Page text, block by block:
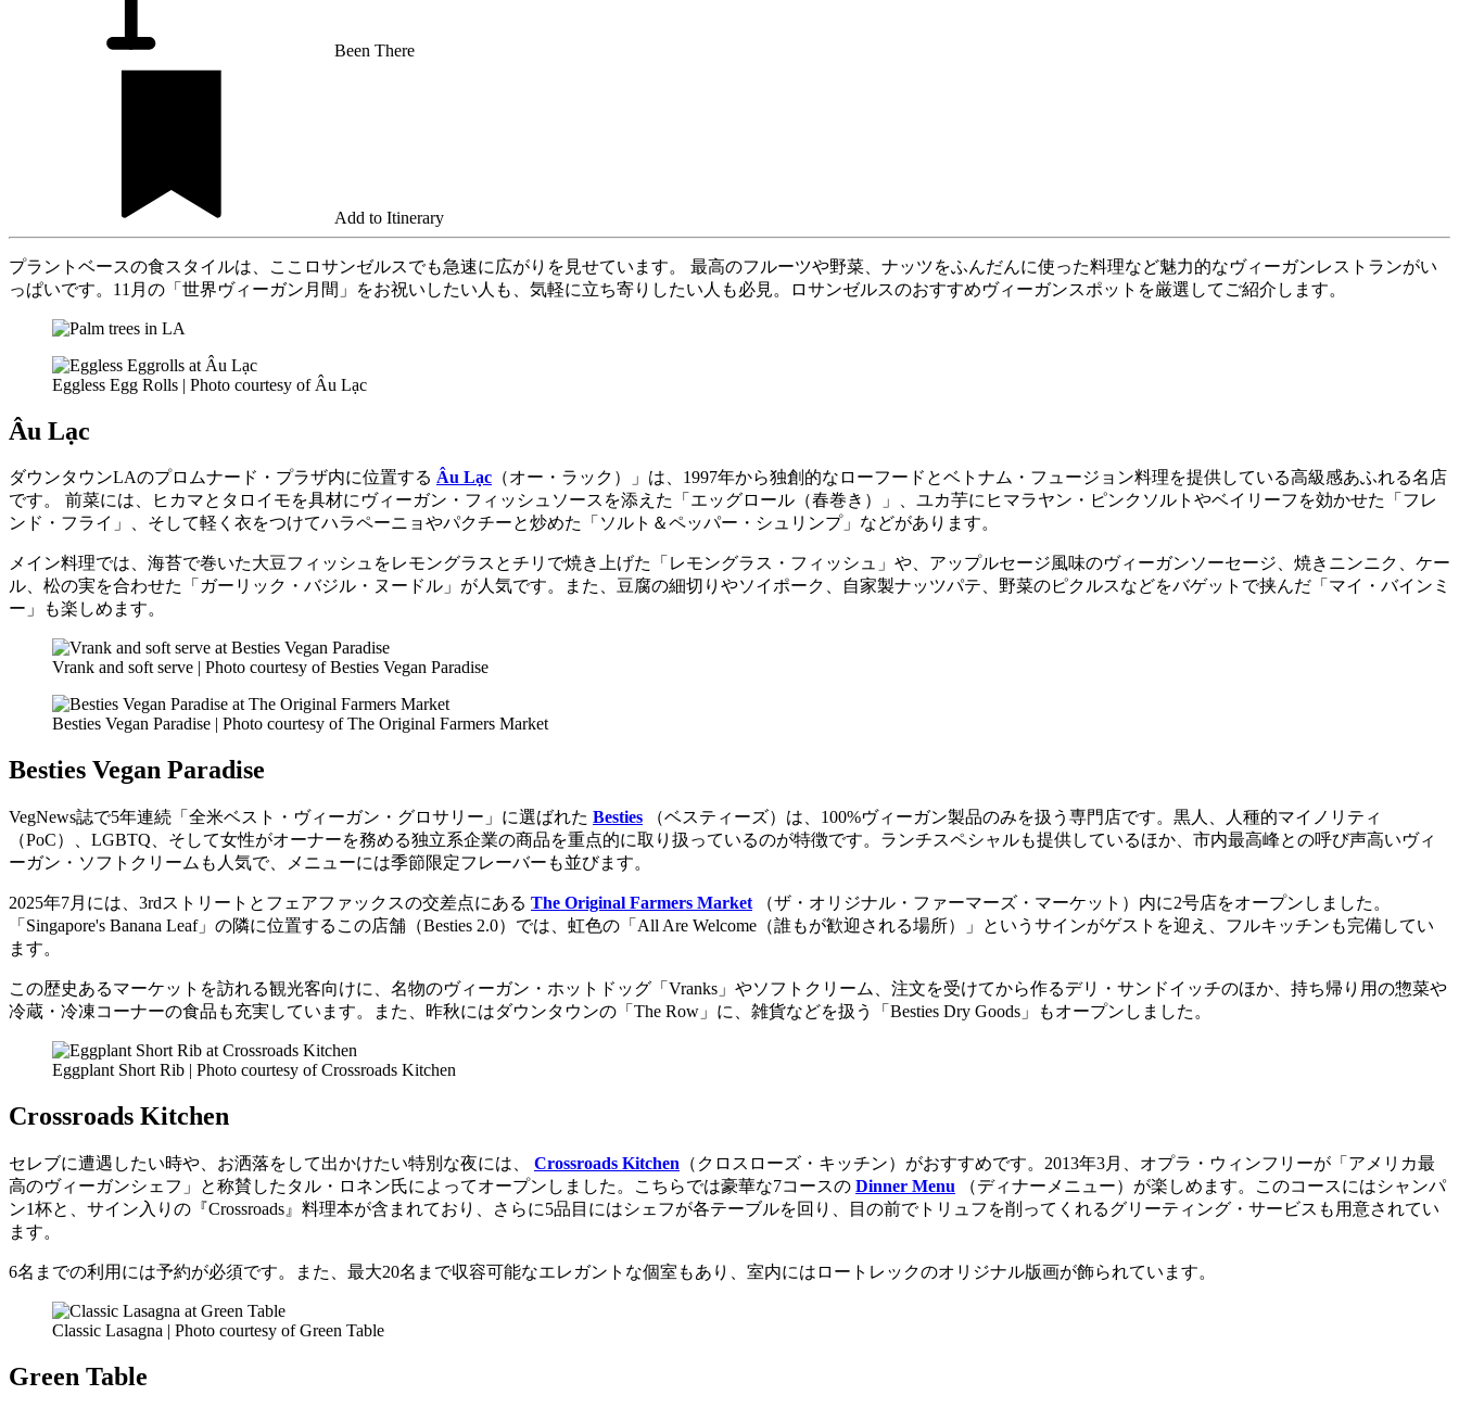
Been There
Add to Itinerary
プラントベースの食スタイルは、ここロサンゼルスでも急速に広がりを見せています。 最高のフルーツや野菜、ナッツをふんだんに使った料理など魅力的なヴィーガンレストランがい
っぱいです。11月の「世界ヴィーガン月間」をお祝いしたい人も、気軽に立ち寄りしたい人も必見。ロサンゼルスのおすすめヴィーガンスポットを厳選してご紹介します。
Eggless Egg Rolls | Photo courtesy of Âu Lạc
Âu Lạc
ダウンタウンLAのプロムナード・プラザ内に位置する Âu Lạc （オー・ラック）」は、1997年から独創的なローフードとベトナム・フュージョン料理を提供している高級感あふれる名店
です。 前菜には、ヒカマとタロイモを具材にヴィーガン・フィッシュソースを添えた「エッグロール（春巻き）」、ユカ芋にヒマラヤン・ピンクソルトやベイリーフを効かせた「フレ
ンド・フライ」、そして軽く衣をつけてハラペーニョやパクチーと炒めた「ソルト＆ペッパー・シュリンプ」などがあります。
メイン料理では、海苔で巻いた大豆フィッシュをレモングラスとチリで焼き上げた「レモングラス・フィッシュ」や、アップルセージ風味のヴィーガンソーセージ、焼きニンニク、ケー
ル、松の実を合わせた「ガーリック・バジル・ヌードル」が人気です。また、豆腐の細切りやソイポーク、自家製ナッツパテ、野菜のピクルスなどをバゲットで挟んだ「マイ・バインミ
ー」も楽しめます。
Vrank and soft serve | Photo courtesy of Besties Vegan Paradise
Besties Vegan Paradise | Photo courtesy of The Original Farmers Market
Besties Vegan Paradise
VegNews誌で5年連続「全米ベスト・ヴィーガン・グロサリー」に選ばれた Besties （ベスティーズ）は、100%ヴィーガン製品のみを扱う専門店です。黒人、人種的マイノリティ
（PoC）、LGBTQ、そして女性がオーナーを務める独立系企業の商品を重点的に取り扱っているのが特徴です。ランチスペシャルも提供しているほか、市内最高峰との呼び声高いヴィ
ーガン・ソフトクリームも人気で、メニューには季節限定フレーバーも並びます。
2025年7月には、3rdストリートとフェアファックスの交差点にある The Original Farmers Market （ザ・オリジナル・ファーマーズ・マーケット）内に2号店をオープンしました。
「Singapore's Banana Leaf」の隣に位置するこの店舗（Besties 2.0）では、虹色の「All Are Welcome（誰もが歓迎される場所）」というサインがゲストを迎え、フルキッチンも完備してい
ます。
この歴史あるマーケットを訪れる観光客向けに、名物のヴィーガン・ホットドッグ「Vranks」やソフトクリーム、注文を受けてから作るデリ・サンドイッチのほか、持ち帰り用の惣菜や
冷蔵・冷凍コーナーの食品も充実しています。また、昨秋にはダウンタウンの「The Row」に、雑貨などを扱う「Besties Dry Goods」もオープンしました。
Eggplant Short Rib | Photo courtesy of Crossroads Kitchen
Crossroads Kitchen
セレブに遭遇したい時や、お洒落をして出かけたい特別な夜には、 Crossroads Kitchen （クロスローズ・キッチン）がおすすめです。2013年3月、オプラ・ウィンフリーが「アメリカ最
高のヴィーガンシェフ」と称賛したタル・ロネン氏によってオープンしました。こちらでは豪華な7コースの Dinner Menu （ディナーメニュー）が楽しめます。このコースにはシャンパ
ン1杯と、サイン入りの『Crossroads』料理本が含まれており、さらに5品目にはシェフが各テーブルを回り、目の前でトリュフを削ってくれるグリーティング・サービスも用意されてい
ます。
6名までの利用には予約が必須です。また、最大20名まで収容可能なエレガントな個室もあり、室内にはロートレックのオリジナル版画が飾られています。
Classic Lasagna | Photo courtesy of Green Table
Green Table